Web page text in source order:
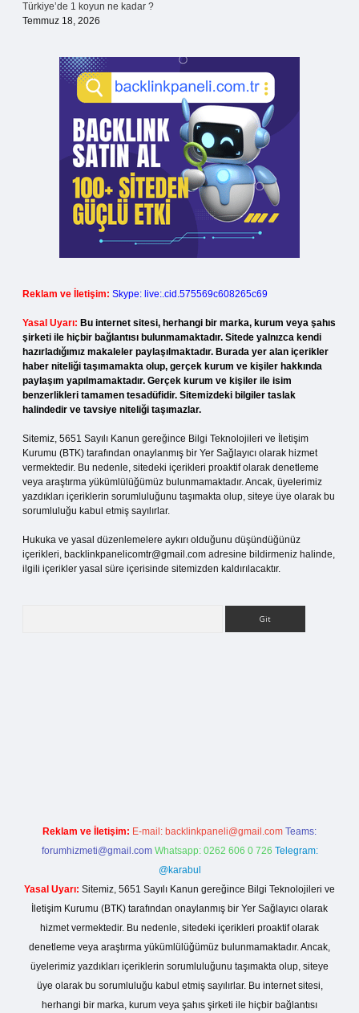
Türkiye’de 1 koyun ne kadar ?
Temmuz 18, 2026
Reklam ve İletişim: Skype: live:.cid.575569c608265c69
Yasal Uyarı: Bu internet sitesi, herhangi bir marka, kurum veya şahıs
şirketi ile hiçbir bağlantısı bulunmamaktadır. Sitede yalnızca kendi
hazırladığımız makaleler paylaşılmaktadır. Burada yer alan içerikler
haber niteliği taşımamakta olup, gerçek kurum ve kişiler hakkında
paylaşım yapılmamaktadır. Gerçek kurum ve kişiler ile isim
benzerlikleri tamamen tesadüfidir. Sitemizdeki bilgiler taslak
halindedir ve tavsiye niteliği taşımazlar.
Sitemiz, 5651 Sayılı Kanun gereğince Bilgi Teknolojileri ve İletişim
Kurumu (BTK) tarafından onaylanmış bir Yer Sağlayıcı olarak hizmet
vermektedir. Bu nedenle, sitedeki içerikleri proaktif olarak denetleme
veya araştırma yükümlülüğümüz bulunmamaktadır. Ancak, üyelerimiz
yazdıkları içeriklerin sorumluluğunu taşımakta olup, siteye üye olarak bu
sorumluluğu kabul etmiş sayılırlar.
Hukuka ve yasal düzenlemelere aykırı olduğunu düşündüğünüz
içerikleri, backlinkpanelicomtr@gmail.com adresine bildirmeniz halinde,
ilgili içerikler yasal süre içerisinde sitemizden kaldırılacaktır.
Reklam ve İletişim: E-mail: backlinkpaneli@gmail.com Teams:
forumhizmeti@gmail.com Whatsapp: 0262 606 0 726 Telegram:
@karabul
Yasal Uyarı: Sitemiz, 5651 Sayılı Kanun gereğince Bilgi Teknolojileri ve
İletişim Kurumu (BTK) tarafından onaylanmış bir Yer Sağlayıcı olarak
hizmet vermektedir. Bu nedenle, sitedeki içerikleri proaktif olarak
denetleme veya araştırma yükümlülüğümüz bulunmamaktadır. Ancak,
üyelerimiz yazdıkları içeriklerin sorumluluğunu taşımakta olup, siteye
üye olarak bu sorumluluğu kabul etmiş sayılırlar. Bu internet sitesi,
herhangi bir marka, kurum veya şahıs şirketi ile hiçbir bağlantısı